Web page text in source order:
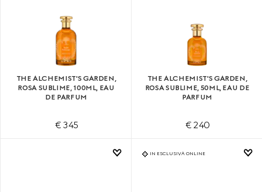
THE ALCHEMIST'S GARDEN,
ROSA SUBLIME, 100ML, EAU
DE PARFUM
€ 345
THE ALCHEMIST'S GARDEN,
ROSA SUBLIME, 50ML, EAU DE
PARFUM
€ 240
IN ESCLUSIVA ONLINE